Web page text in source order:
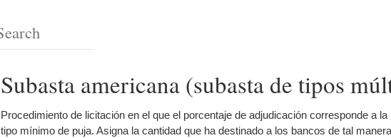
Subasta americana (subasta de tipos
Procedimiento de licitación en el que el porcentaje de adjudicación corresponde a
tipo mínimo de puja. Asigna la cantidad que ha destinado a los bancos de tal